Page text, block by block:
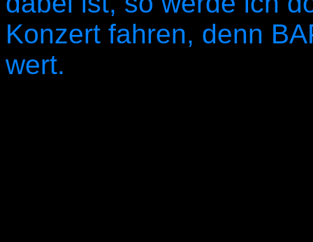
Konzert fahren, denn
wert.